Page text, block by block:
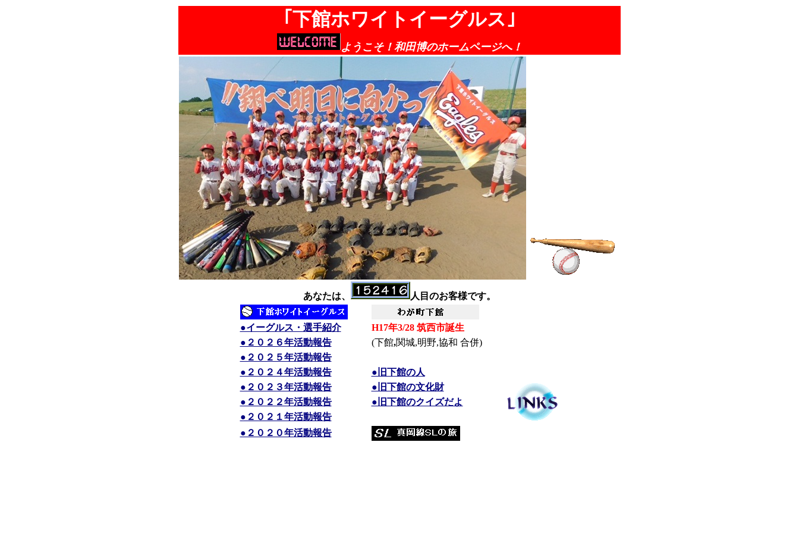
｢下館ホワイトイーグルス｣
ようこそ！和田博のホームページへ！
あなたは、 人目のお客様です。
●イーグルス・選手紹介
H17年3/28 筑西市誕生
●２０２６年活動報告
(下館,関城,明野,協和 合併)
●２０２５年活動報告
●２０２４年活動報告
●旧下館の人
●２０２３年活動報告
●旧下館の文化財
●２０２２年活動報告
●旧下館のクイズだよ
●２０２１年活動報告
●２０２０年活動報告